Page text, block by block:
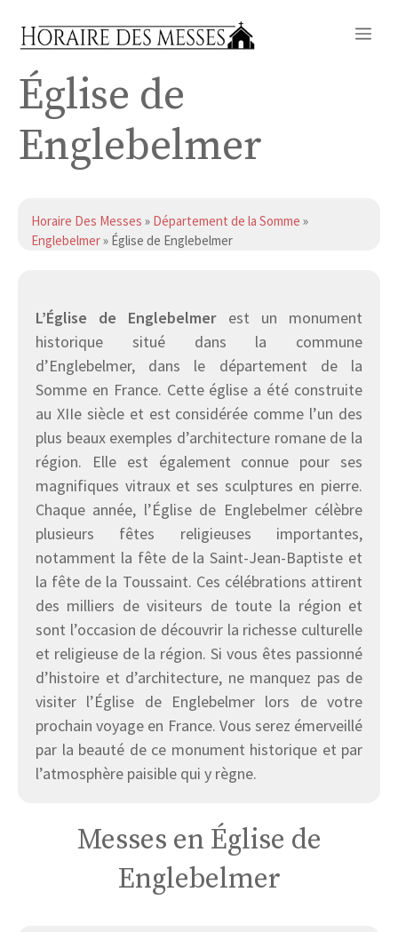
Église de
Englebelmer
Horaire Des Messes » Département de la Somme »
Englebelmer» Église de Englebelmer
L’Église de Englebelmerest un monument
historique situé dans la commune
d’Englebelmer, dans le département de la
Somme en France. Cette église a été construite
au XIIe siècle et est considérée comme l’un des
plus beaux exemples d’architecture romane de la
région. Elle est également connue pour ses
magnifiques vitraux et ses sculptures en pierre.
Chaque année, l’Église de Englebelmer célèbre
plusieurs fêtes religieuses importantes,
notamment la fête de la Saint-Jean-Baptiste et
la fête de la Toussaint. Ces célébrations attirent
des milliers de visiteurs de toute la région et
sont l’occasion de découvrir la richesse culturelle
et religieuse de la région. Si vous êtes passionné
d’histoire et d’architecture, ne manquez pas de
visiter l’Église de Englebelmer lors de votre
prochain voyage en France. Vous serez émerveillé
par la beauté de ce monument historique et par
l’atmosphère paisible qui y règne.
Messes en Église de
Englebelmer